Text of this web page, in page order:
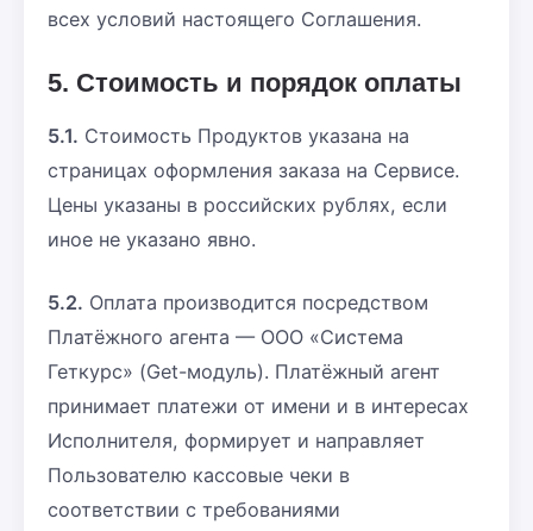
всех условий настоящего Соглашения.
5. Стоимость и порядок оплаты
5.1. Стоимость Продуктов указана на
страницах оформления заказа на Сервисе.
Цены указаны в российских рублях, если
иное не указано явно.
5.2. Оплата производится посредством
Платёжного агента — ООО «Система
Геткурс» (Get-модуль). Платёжный агент
принимает платежи от имени и в интересах
Исполнителя, формирует и направляет
Пользователю кассовые чеки в
соответствии с требованиями